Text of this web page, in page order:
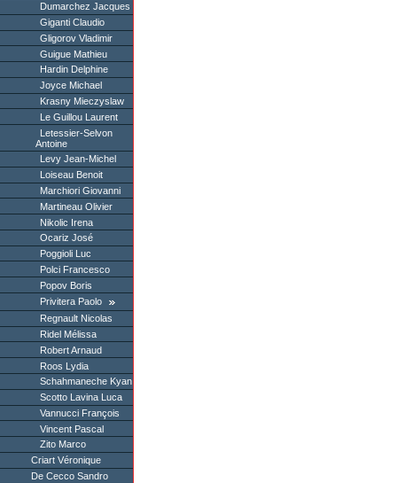
Dumarchez Jacques
Giganti Claudio
Gligorov Vladimir
Guigue Mathieu
Hardin Delphine
Joyce Michael
Krasny Mieczyslaw
Le Guillou Laurent
Letessier-Selvon
Antoine
Levy Jean-Michel
Loiseau Benoit
Marchiori Giovanni
Martineau Olivier
Nikolic Irena
Ocariz José
Poggioli Luc
Polci Francesco
Popov Boris
Privitera Paolo
Regnault Nicolas
Ridel Mélissa
Robert Arnaud
Roos Lydia
Schahmaneche Kyan
Scotto Lavina Luca
Vannucci François
Vincent Pascal
Zito Marco
Criart Véronique
De Cecco Sandro